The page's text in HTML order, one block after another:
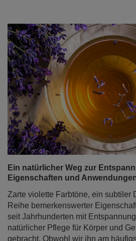
Ein natürlicher Weg zur
Eigenschaften und
Zarte violette Farbtöne, ein subtiler
Reihe bemerkenswerter
seit Jahrhunderten mit
natürlicher Pflege für Körper und
gebracht. Obwohl wir ihn am